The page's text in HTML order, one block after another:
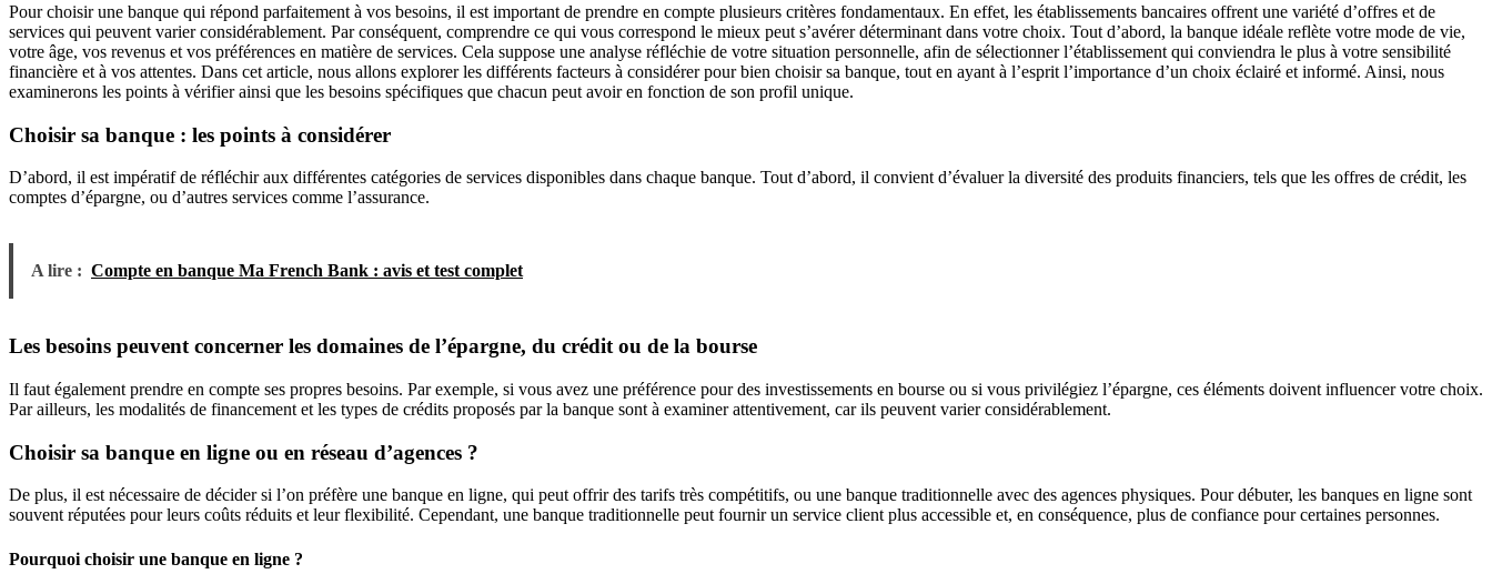
Pour choisir une banque qui répond parfaitement à vos besoins, il est important de prendre en compte plusieurs critères fondamentaux. En effet, les établissements bancaires offrent une variété d’offres et de
services qui peuvent varier considérablement. Par conséquent, comprendre ce qui vous correspond le mieux peut s’avérer déterminant dans votre choix. Tout d’abord, la banque idéale reflète votre mode de vie,
votre âge, vos revenus et vos préférences en matière de services. Cela suppose une analyse réfléchie de votre situation personnelle, afin de sélectionner l’établissement qui conviendra le plus à votre sensibilité
financière et à vos attentes. Dans cet article, nous allons explorer les différents facteurs à considérer pour bien choisir sa banque, tout en ayant à l’esprit l’importance d’un choix éclairé et informé. Ainsi, nous
examinerons les points à vérifier ainsi que les besoins spécifiques que chacun peut avoir en fonction de son profil unique.
Choisir sa banque : les points à considérer
D’abord, il est impératif de réfléchir aux différentes catégories de services disponibles dans chaque banque. Tout d’abord, il convient d’évaluer la diversité des produits financiers, tels que les offres de crédit, les
comptes d’épargne, ou d’autres services comme l’assurance.
A lire : Compte en banque Ma French Bank : avis et test complet
Les besoins peuvent concerner les domaines de l’épargne, du crédit ou de la bourse
Il faut également prendre en compte ses propres besoins. Par exemple, si vous avez une préférence pour des investissements en bourse ou si vous privilégiez l’épargne, ces éléments doivent influencer votre choix.
Par ailleurs, les modalités de financement et les types de crédits proposés par la banque sont à examiner attentivement, car ils peuvent varier considérablement.
Choisir sa banque en ligne ou en réseau d’agences ?
De plus, il est nécessaire de décider si l’on préfère une banque en ligne, qui peut offrir des tarifs très compétitifs, ou une banque traditionnelle avec des agences physiques. Pour débuter, les banques en ligne sont
souvent réputées pour leurs coûts réduits et leur flexibilité. Cependant, une banque traditionnelle peut fournir un service client plus accessible et, en conséquence, plus de confiance pour certaines personnes.
Pourquoi choisir une banque en ligne ?